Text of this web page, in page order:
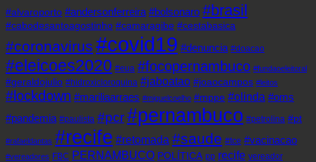
#alvaroporto #andersonferreira #bolsonaro #brasil
#cabodesantoagostinho #camaragibe #cestabasica
#coronavirus #covid19 #denuncia #doacao
#eleicoes2020 #eua #focopernambuco #fundaoeleitoral
#geraldojulio #hidroxicloroquina #jaboatao #joaocampos #leitos
#lockdown #mariliaarraes #miguelcoelho #mppe #olinda #oms
#pandemia #paulista #pcr#pernambuco #petrolina #pt
#rafaeldantas #recife #retomada #saude #tce #vacinacao
#vereadores FBC PERNAMBUCO POLÍTICA pp recife vereador